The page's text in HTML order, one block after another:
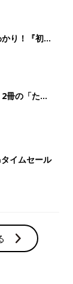
り！『初め
巻頭大特
冊の「たま
イムセール